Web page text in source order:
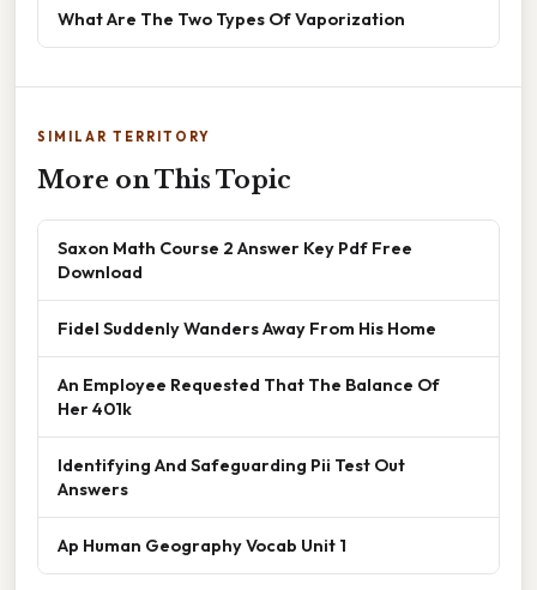
What Are The Two Types Of Vaporization
SIMILAR TERRITORY
More on This Topic
Saxon Math Course 2 Answer Key Pdf Free
Download
Fidel Suddenly Wanders Away From His Home
An Employee Requested That The Balance Of
Her 401k
Identifying And Safeguarding Pii Test Out
Answers
Ap Human Geography Vocab Unit 1